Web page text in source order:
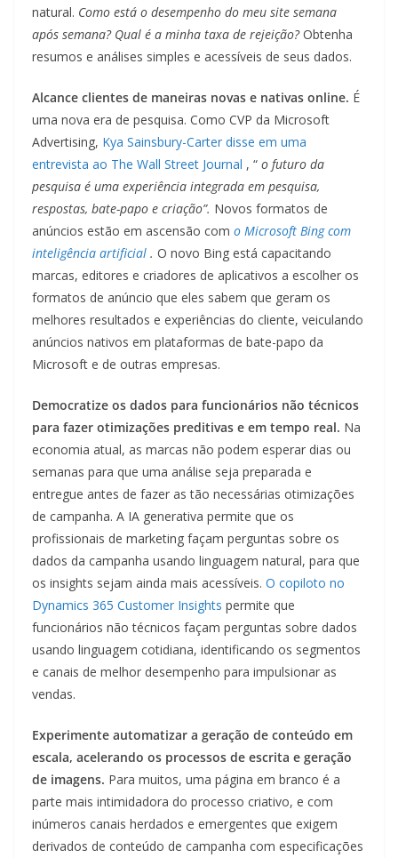
natural. Como está o desempenho do meu site semana
após semana? Qual é a minha taxa de rejeição?Obtenha
resumos e análises simples e acessíveis de seus dados.
Alcance clientes de maneiras novas e nativas online. É
uma nova era de pesquisa. Como CVP da Microsoft
Advertising, Kya Sainsbury-Carter disse em uma
entrevista ao The Wall Street Journal , “ o futuro da
pesquisa é uma experiência integrada em pesquisa,
respostas, bate-papo e criação”. Novos formatos de
anúncios estão em ascensão com o Microsoft Bingcom
inteligência artificial . O novo Bing está capacitando
marcas, editores e criadores de aplicativos a escolher os
formatos de anúncio que eles sabem que geram os
melhores resultados e experiências do cliente, veiculando
anúncios nativos em plataformas de bate-papo da
Microsoft e de outras empresas.
Democratize os dados para funcionários não técnicos
para fazer otimizações preditivas e em tempo real. Na
economia atual, as marcas não podem esperar dias ou
semanas para que uma análise seja preparada e
entregue antes de fazer as tão necessárias otimizações
de campanha. A IA generativa permite que os
profissionais de marketing façam perguntas sobre os
dados da campanha usando linguagem natural, para que
os insights sejam ainda mais acessíveis. O copiloto no
Dynamics 365 Customer Insights permite que
funcionários não técnicos façam perguntas sobre dados
usando linguagem cotidiana, identificando os segmentos
e canais de melhor desempenho para impulsionar as
vendas.
Experimente automatizar a geração de conteúdo em
escala, acelerando os processos de escrita e geração
de imagens. Para muitos, uma página em branco é a
parte mais intimidadora do processo criativo, e com
inúmeros canais herdados e emergentes que exigem
derivados de conteúdo de campanha com especificações